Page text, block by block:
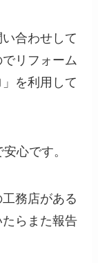
合わせして
リフォーム
を利用して
心です。
務店がある
らまた報告